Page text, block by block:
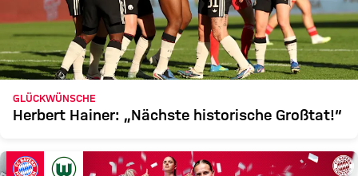
GLÜCKWÜNSCHE
Herbert Hainer: „Nächste historische Großtat!“